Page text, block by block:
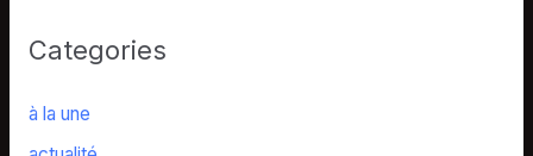
Categories
à la une